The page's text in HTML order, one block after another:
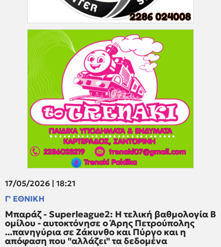
17/05/2026 | 18:21
Γ' ΕΘΝΙΚΗ
Μπαράζ - Superleague2: Η τελική βαθμολογία Β
ομίλου - αυτοκτόνησε ο Άρης Πετρούπολης
...πανηγύρια σε Ζάκυνθο και Πύργο και η
απόφαση που "αλλάζει" τα δεδομένα